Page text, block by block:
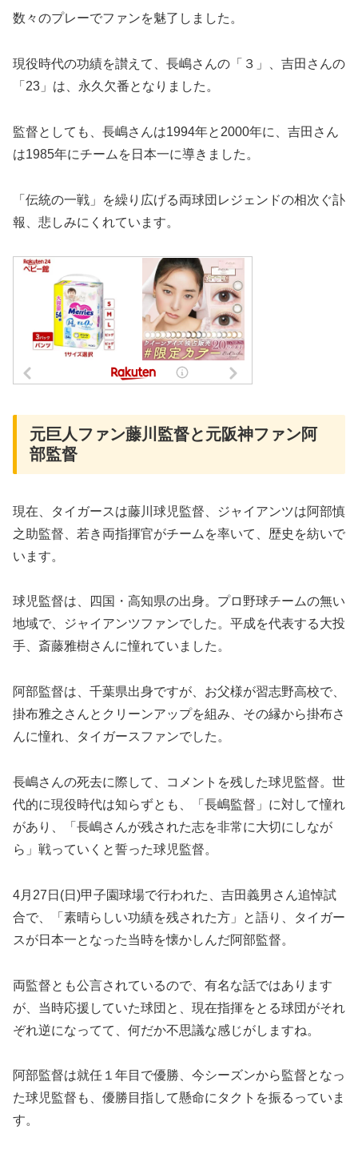
数々のプレーでファンを魅了しました。
現役時代の功績を讃えて、長嶋さんの「３」、吉田さんの
「23」は、永久欠番となりました。
監督としても、長嶋さんは1994年と2000年に、吉田さん
は1985年にチームを日本一に導きました。
「伝統の一戦」を繰り広げる両球団レジェンドの相次ぐ訃
報、悲しみにくれています。
元巨人ファン藤川監督と元阪神ファン阿
部監督
現在、タイガースは藤川球児監督、ジャイアンツは阿部慎
之助監督、若き両指揮官がチームを率いて、歴史を紡いで
います。
球児監督は、四国・高知県の出身。プロ野球チームの無い
地域で、ジャイアンツファンでした。平成を代表する大投
手、斎藤雅樹さんに憧れていました。
阿部監督は、千葉県出身ですが、お父様が習志野高校で、
掛布雅之さんとクリーンアップを組み、その縁から掛布さ
んに憧れ、タイガースファンでした。
長嶋さんの死去に際して、コメントを残した球児監督。世
代的に現役時代は知らずとも、「長嶋監督」に対して憧れ
があり、「長嶋さんが残された志を非常に大切にしなが
ら」戦っていくと誓った球児監督。
4月27日(日)甲子園球場で行われた、吉田義男さん追悼試
合で、「素晴らしい功績を残された方」と語り、タイガー
スが日本一となった当時を懐かしんだ阿部監督。
両監督とも公言されているので、有名な話ではあります
が、当時応援していた球団と、現在指揮をとる球団がそれ
ぞれ逆になってて、何だか不思議な感じがしますね。
阿部監督は就任１年目で優勝、今シーズンから監督となっ
た球児監督も、優勝目指して懸命にタクトを振るっていま
す。